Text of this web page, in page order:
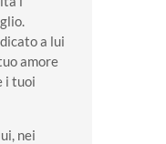
a lui
amore
i tuoi
nei